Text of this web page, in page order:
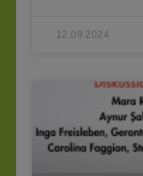
12.09.2024